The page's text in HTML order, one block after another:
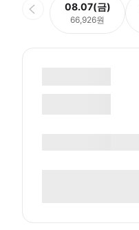
08.07(금)
66,926원